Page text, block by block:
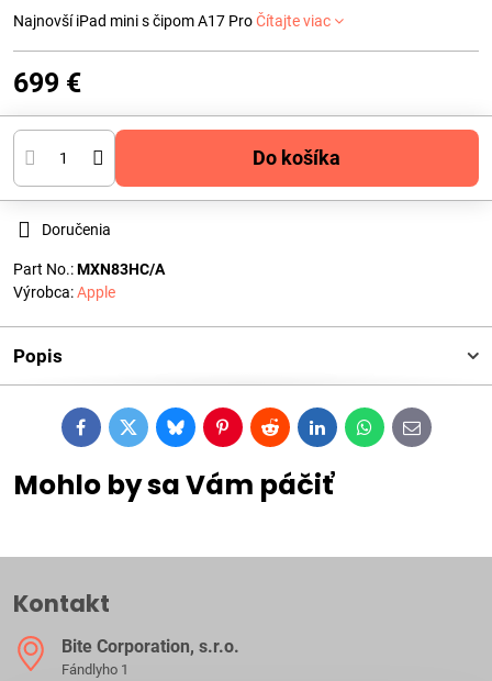
Najnovší iPad mini s čipom A17 ProČítajte viac
699 €
Do košíka
Doručenia
Part No.:MXN83HC/A
Výrobca:Apple
Popis
FacebookTwitterBlueskyPinterestRedditLinkedInWhatsApp
E-
mail
Mohlo by sa Vám páčiť
Kontakt
Bite Corporation, s​.r​.o​.
Fándlyho 1